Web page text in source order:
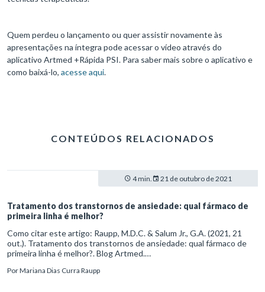
Quem perdeu o lançamento ou quer assistir novamente às
apresentações na íntegra pode acessar o vídeo através do
aplicativo Artmed +Rápida PSI. Para saber mais sobre o aplicativo e
como baixá-lo, acesse aqui.
CONTEÚDOS RELACIONADOS
4 min. 21 de outubro de 2021
Tratamento dos transtornos de ansiedade: qual fármaco de
primeira linha é melhor?
Como citar este artigo: Raupp, M.D.C. & Salum Jr., G.A. (2021, 21
out.). Tratamento dos transtornos de ansiedade: qual fármaco de
primeira linha é melhor?. Blog Artmed.
ansiedade-qual-farmaco-de-primeira-linha-e-melhor
PorMariana Dias Curra Raupp